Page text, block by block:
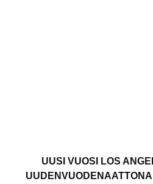
UUSI VUOSI LOS